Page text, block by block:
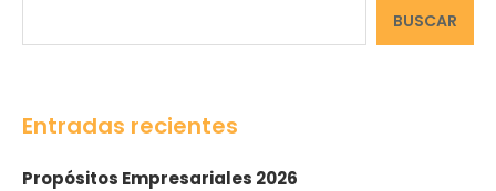
BUSCAR
Entradas recientes
Propósitos Empresariales 2026